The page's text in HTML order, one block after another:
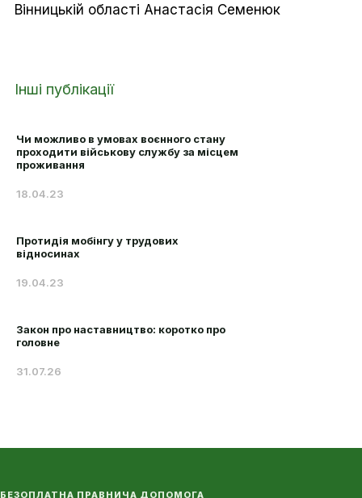
Вінницькій області Анастасія Семенюк
Інші публікації
Чи можливо в умовах воєнного стану
проходити військову службу за місцем
проживання
18.04.23
Протидія мобінгу у трудових
відносинах
19.04.23
Закон про наставництво: коротко про
головне
31.07.26
БЕЗОПЛАТНА ПРАВНИЧА ДОПОМОГА